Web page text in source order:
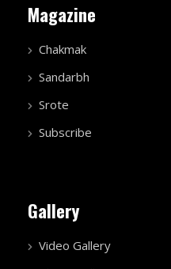
Magazine
Chakmak
Sandarbh
Srote
Subscribe
Gallery
Video Gallery